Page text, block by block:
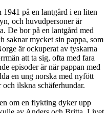
1941 på en lantgård i en liten
och huvudpersoner är
De bor på en lantgård med
saknar mycket sin pappa, som
är ockuperat av tyskarna
att ta sig, ofta med fara
episoder är när pappan med
en ung norska med nyfött
ilskna schäferhundar.
om en flykting dyker upp